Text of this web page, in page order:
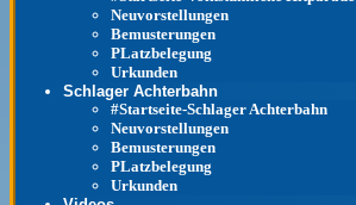
Neuvorstellungen
Bemusterungen
PLatzbelegung
Urkunden
Schlager Achterbahn
#Startseite-Schlager Achterbahn
Neuvorstellungen
Bemusterungen
PLatzbelegung
Urkunden